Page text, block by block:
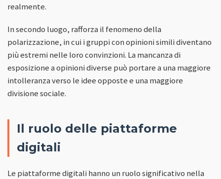
realmente.
In secondo luogo, rafforza il fenomeno della
polarizzazione, in cui i gruppi con opinioni simili diventano
più estremi nelle loro convinzioni. La mancanza di
esposizione a opinioni diverse può portare a una maggiore
intolleranza verso le idee opposte e una maggiore
divisione sociale.
Il ruolo delle piattaforme
digitali
Le piattaforme digitali hanno un ruolo significativo nella